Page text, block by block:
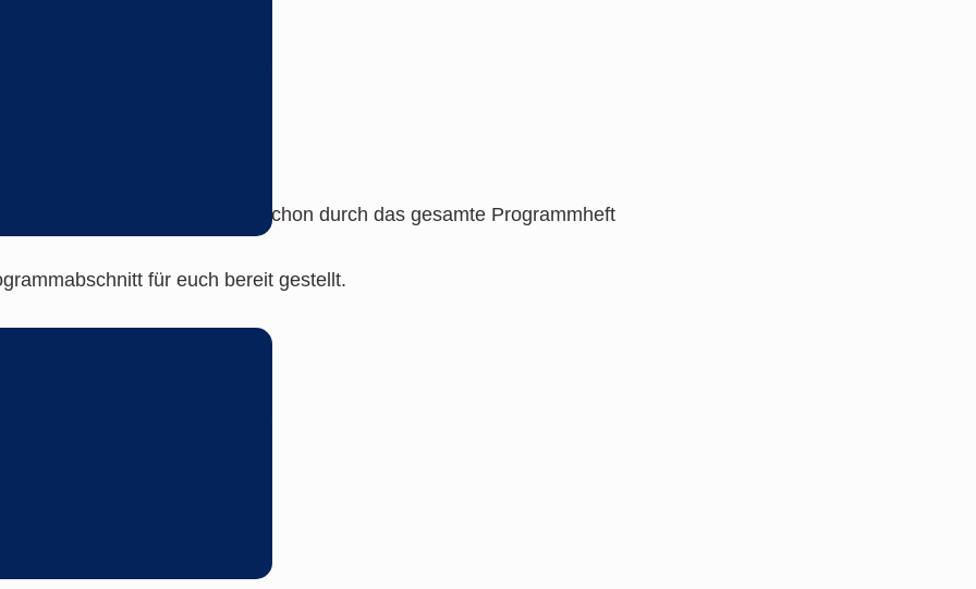
online! Ihr könnt bereits jetzt schon durch das gesamte Programmheft
für euch bereit gestellt.